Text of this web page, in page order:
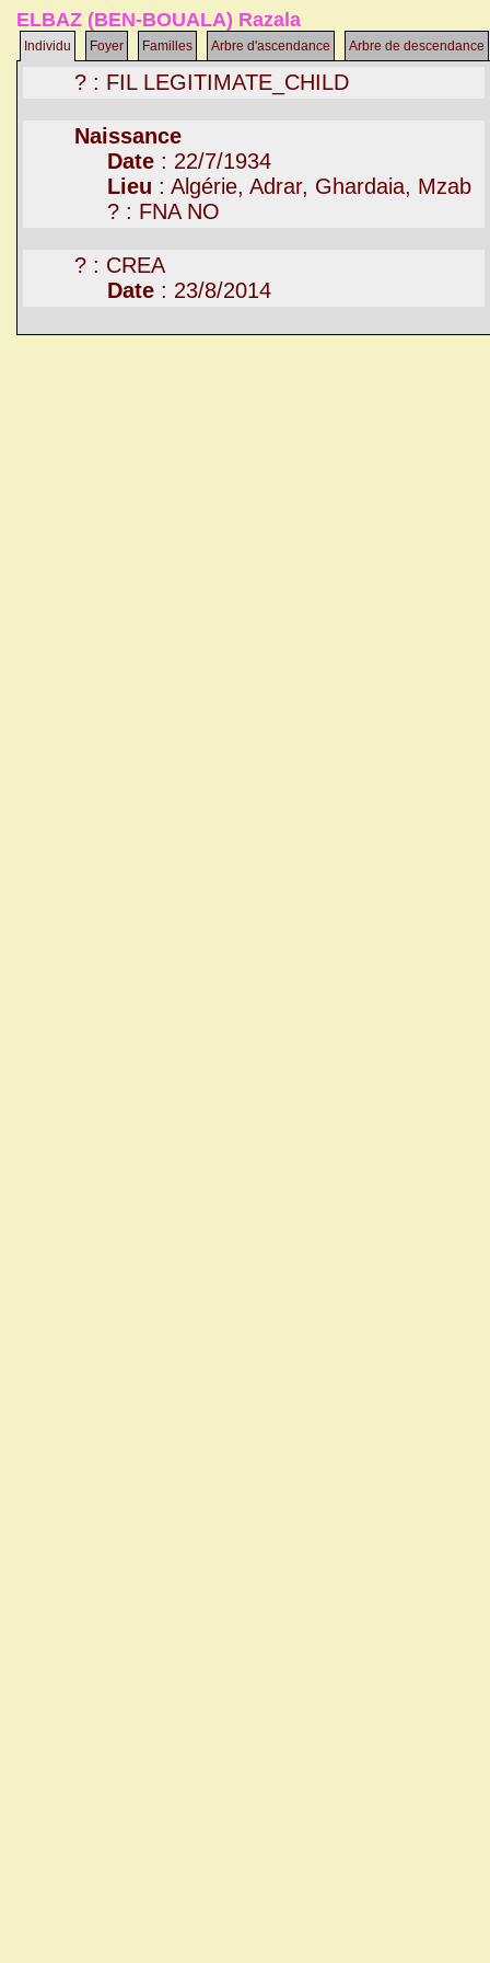
ELBAZ (BEN-BOUALA) Razala
Individu Foyer Familles Arbre d'ascendance Arbre de descendance
? : FIL LEGITIMATE_CHILD
Naissance
Date : 22/7/1934
Lieu : Algérie, Adrar, Ghardaia, Mzab
? : FNA NO
? : CREA
Date : 23/8/2014